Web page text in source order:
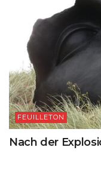
FEUILLETON
Nach der